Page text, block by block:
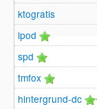
ktogratis
lpod
spd
tmfox
hintergrund-dc